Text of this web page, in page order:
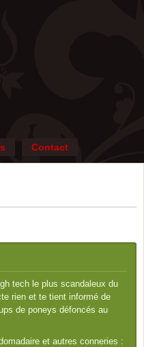
Contact
tech le plus scandaleux du
rien et te tient informé de
de poneys défoncés au
et autres conneries :